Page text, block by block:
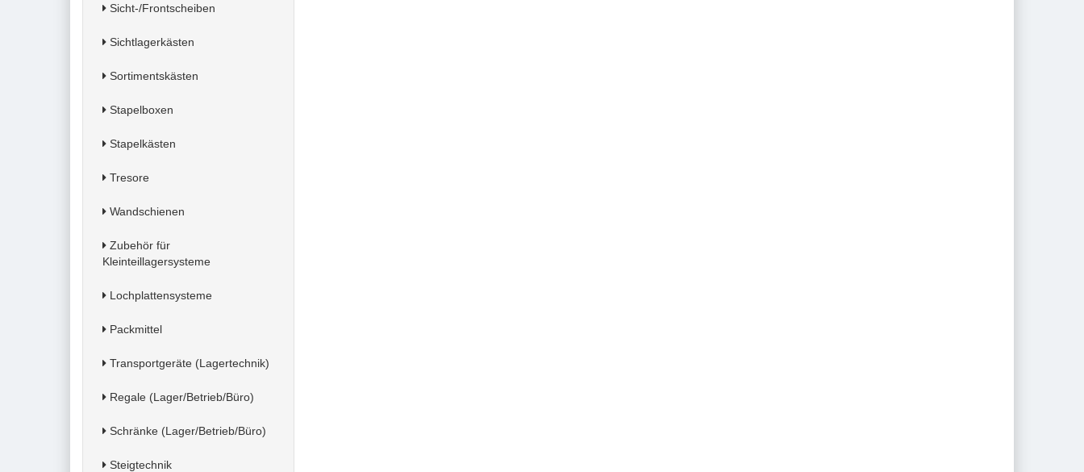
Sicht-/Frontscheiben
Sichtlagerkästen
Sortimentskästen
Stapelboxen
Stapelkästen
Tresore
Wandschienen
Zubehör für
Kleinteillagersysteme
Lochplattensysteme
Packmittel
Transportgeräte (Lagertechnik)
Regale (Lager/Betrieb/Büro)
Schränke (Lager/Betrieb/Büro)
Steigtechnik